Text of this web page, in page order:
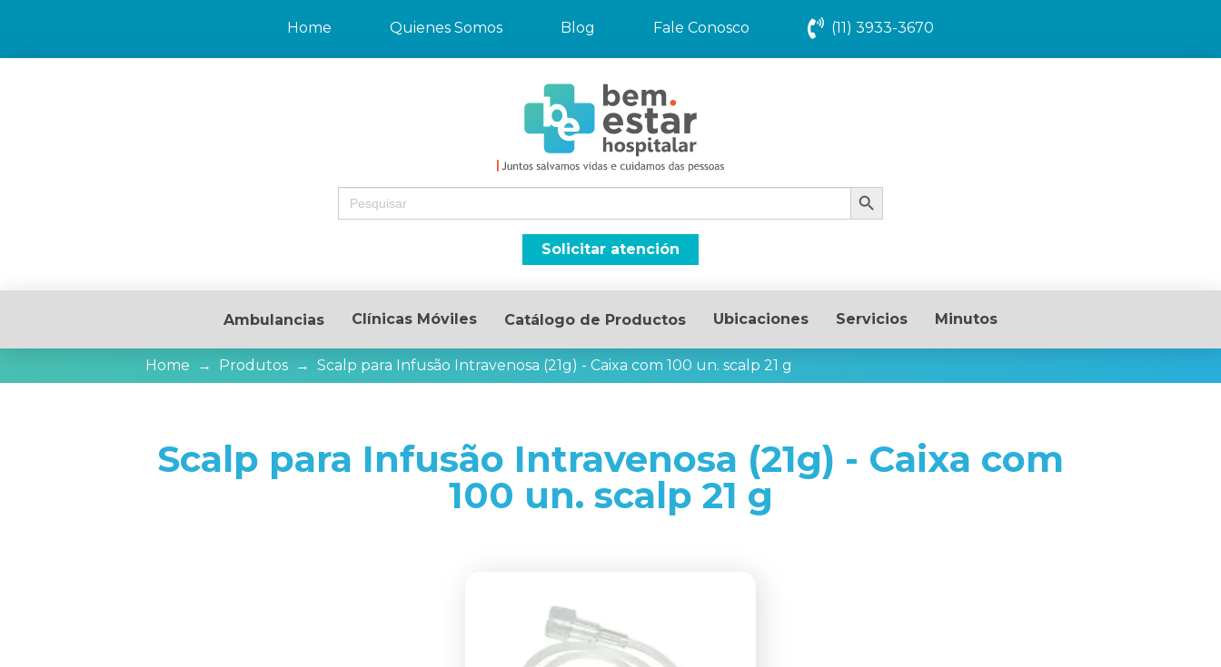
Home Quienes Somos Blog Fale Conosco (11) 3933-3670
Search
for:
Search Button
Solicitar atención
Ambulancias Clínicas Móviles Catálogo de Productos Ubicaciones Servicios Minutos
Home → Produtos → Scalp para Infusão Intravenosa (21g) - Caixa com 100 un. scalp 21 g
Scalp para Infusão Intravenosa (21g) - Caixa com
100 un. scalp 21 g